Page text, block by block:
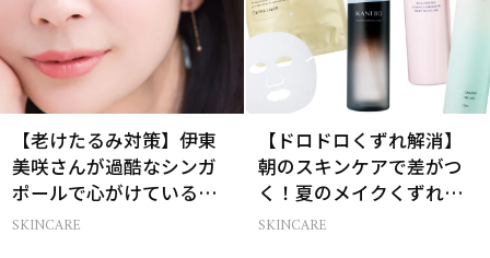
【老けたるみ対策】伊東
美咲さんが過酷なシンガ
ポールで心がけているこ
と
SKINCARE
【ドロドロくずれ解消】
朝のスキンケアで差がつ
く！夏のメイクくずれ防
止術
SKINCARE